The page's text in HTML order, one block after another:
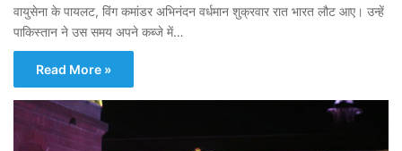
वायुसेना के पायलट, विंग कमांडर अभिनंदन वर्धमान शुक्रवार रात भारत लौट आए। उन्हें
पाकिस्तान ने उस समय अपने कब्जे में…
Read More »